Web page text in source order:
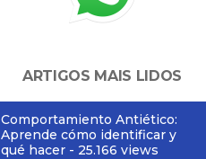
ARTIGOS MAIS LIDOS
Comportamiento Antiético:
Aprende cómo identificar y
qué hacer - 25.166 views